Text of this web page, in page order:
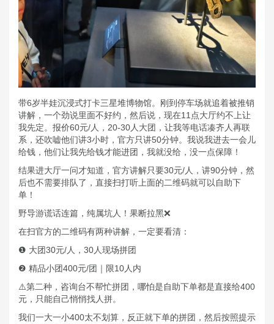
带6岁半娃沉浸式打卡三星堆博物馆。刚到停车场就追着被推销
讲解，一个劲说里面不好约，然后说，现在11点大厅约不上让
我先定。报价60元/人，20-30人大团，让我等电话凑齐人再联
系，还吹嘘他们讲3小时，官方只讲50分钟。我说我进去一会儿
给钱，他们让我先给钱才能进团，我就没给，没一点保障！
结果进大厅一问才知道，官方讲解只要30元/人，讲90分钟，然
后也不需要排队了，直接扫打听上面的二维码就可以自助下
单！
野导游谎话连篇，纯属坑人！果断拉黑❌
在扫官方的二维码有两种讲解，一定要看清：
❶ 大团30元/人，30人现场拼团
❷ 精品小团400元/团｜限10人内
⚠️第二种，咨询台不帮忙拼团，哪怕是自助下单都是直接给400
元，只能自己悄悄找人拼。
我们一大一小400太不划算，反正就下单的拼团，然后按照提示